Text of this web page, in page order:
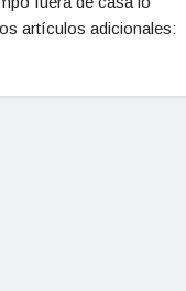
artículos adicionales: